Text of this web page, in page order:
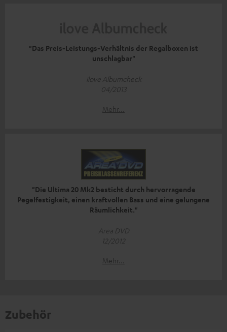
"Das Preis-Leistungs-Verhältnis der Regalboxen ist
unschlagbar"
ilove Albumcheck
04/2013
Mehr...
"Die Ultima 20 Mk2 besticht durch hervorragende
Pegelfestigkeit, einen kraftvollen Bass und eine gelungene
Räumlichkeit."
Area DVD
12/2012
Mehr...
Zubehör